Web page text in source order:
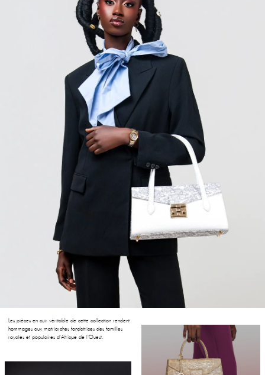
Les pièces en cuir véritable de cette collection rendent
hommages aux matriarches fondatrices des familles
royales et populaires d'Afrique de l'Ouest.